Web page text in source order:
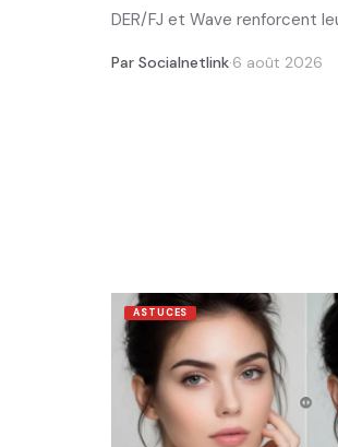
DER/FJ et Wave renforcent
Par Socialnetlink·6 août 2026
ASTUCES